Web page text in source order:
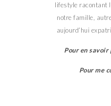
lifestyle racontant
notre famille,
aujourd’hui
Pour en savoir
Pour me